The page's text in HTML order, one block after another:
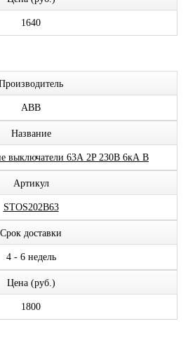
1640
ABB
Название
выключатели 63А 2P 230В 6кА B
Артикул
STOS202B63
Срок доставки
4 - 6 недель
Цена (руб.)
1800